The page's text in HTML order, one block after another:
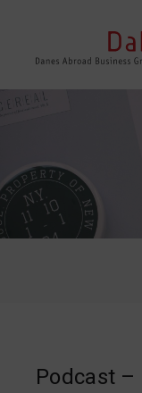
Podcast